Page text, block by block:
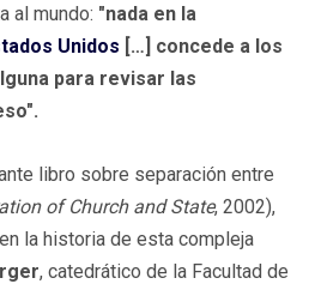
al mundo: "nada en la
Unidos […] concede a los
para revisar las
libro sobre separación entre
of Church and State, 2002),
la historia de esta compleja
, catedrático de la Facultad de